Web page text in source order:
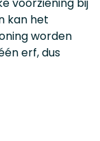
kan het
worden
erf, dus